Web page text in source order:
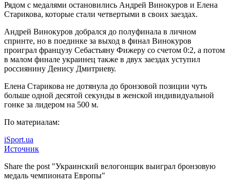
Рядом с медалями остановились Андрей Винокуров и Елена
Старикова, которые стали четвертыми в своих заездах.
Андрей Винокуров добрался до полуфинала в личном
спринте, но в поединке за выход в финал Винокуров
проиграл французу Себастьяну Фижеру со счетом 0:2, а потом
в малом финале украинец также в двух заездах уступил
россиянину Денису Дмитриеву.
Елена Старикова не дотянула до бронзовой позиции чуть
больше одной десятой секунды в женской индивидуальной
гонке за лидером на 500 м.
По материалам:
iSport.ua
Источник
Share the post "Украинский велогонщик выиграл бронзовую
медаль чемпионата Европы"